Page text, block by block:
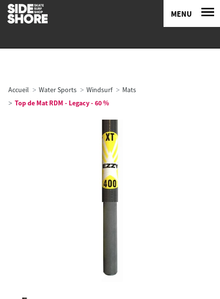
MENU
Accueil Water Sports Windsurf
Mats
Top de Mat RDM - Legacy - 60 %